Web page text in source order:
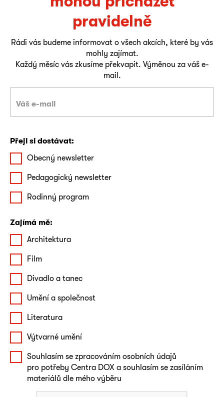
pravidelně
Rádi vás budeme informovat o všech akcích, které by vás
mohly zajímat.
Každý měsíc vás zkusíme překvapit. Výměnou za váš e-
mail.
Přeji si dostávat:
Obecný newsletter
Pedagogický newsletter
Rodinný program
Zajímá mě:
Architektura
Film
Divadlo a tanec
Umění a společnost
Literatura
Výtvarné umění
Souhlasím se zpracováním osobních údajů
pro potřeby Centra DOX a souhlasím se zasíláním
materiálů dle mého výběru